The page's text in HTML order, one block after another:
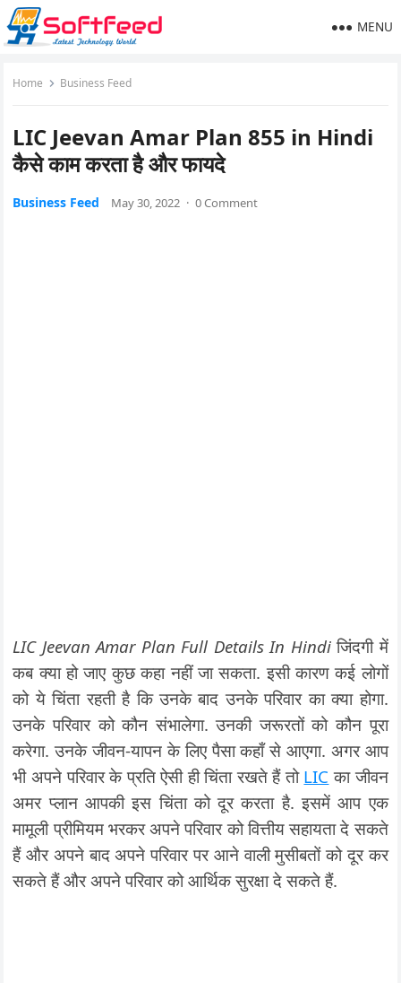
MENU
Home Business Feed
LIC Jeevan Amar Plan 855 in Hindi
कैसे काम करता है और फायदे
Business Feed May 30, 2022 · 0 Comment
LIC Jeevan Amar Plan Full Details In Hindiजिंदगी में
कब क्या हो जाए कुछ कहा नहीं जा सकता. इसी कारण कई लोगों
को ये चिंता रहती है कि उनके बाद उनके परिवार का क्या होगा.
उनके परिवार को कौन संभालेगा. उनकी जरूरतों को कौन पूरा
करेगा. उनके जीवन-यापन के लिए पैसा कहाँ से आएगा. अगर आप
भी अपने परिवार के प्रति ऐसी ही चिंता रखते हैं तो LIC का जीवन
अमर प्लान आपकी इस चिंता को दूर करता है. इसमें आप एक
मामूली प्रीमियम भरकर अपने परिवार को वित्तीय सहायता दे सकते
हैं और अपने बाद अपने परिवार पर आने वाली मुसीबतों को दूर कर
सकते हैं और अपने परिवार को आर्थिक सुरक्षा दे सकते हैं.